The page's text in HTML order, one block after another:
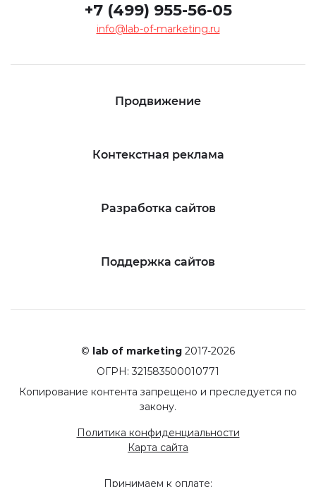
+7 (499) 955-56-05
info@lab-of-marketing.ru
Продвижение
Контекстная реклама
Разработка сайтов
Поддержка сайтов
© lab of marketing 2017-2026
ОГРН: 321583500010771
Копирование контента запрещено и преследуется по
закону.
Политика конфиденциальности
Карта сайта
Принимаем к оплате: